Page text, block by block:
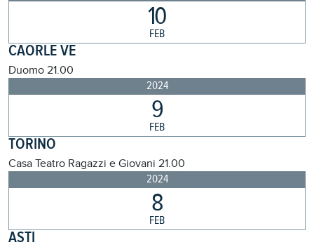
10
FEB
CAORLE VE
Duomo 21.00
2024
9
FEB
TORINO
Casa Teatro Ragazzi e Giovani 21.00
2024
8
FEB
ASTI